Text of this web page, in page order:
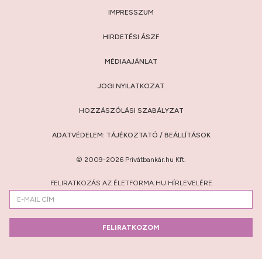
IMPRESSZUM
HIRDETÉSI ÁSZF
MÉDIAAJÁNLAT
JOGI NYILATKOZAT
HOZZÁSZÓLÁSI SZABÁLYZAT
ADATVÉDELEM: TÁJÉKOZTATÓ / BEÁLLÍTÁSOK
© 2009-2026 Privátbankár.hu Kft.
FELIRATKOZÁS AZ ÉLETFORMA.HU HÍRLEVELÉRE
FELIRATKOZOM